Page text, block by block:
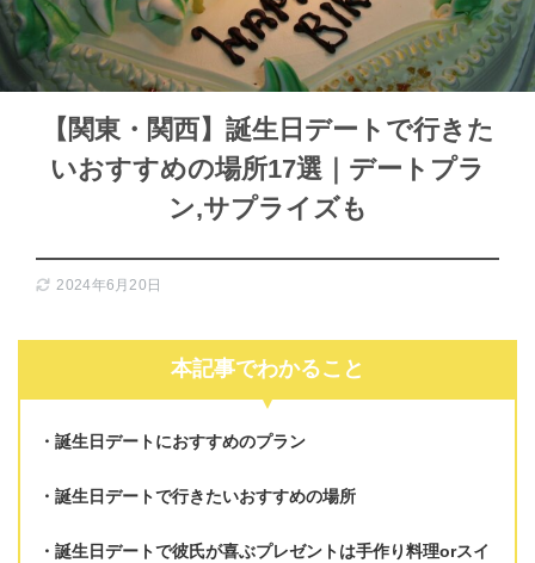
【関東・関西】誕生日デートで行きた
いおすすめの場所17選｜デートプラ
ン,サプライズも
2024年6月20日
本記事でわかること
誕生日デートにおすすめのプラン
誕生日デートで行きたいおすすめの場所
誕生日デートで彼氏が喜ぶプレゼントは手作り料理orスイ